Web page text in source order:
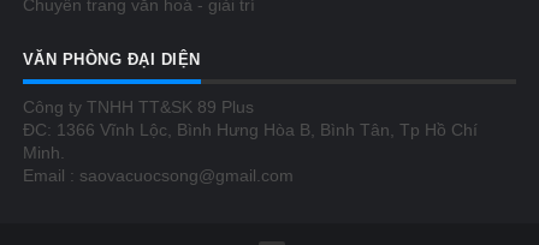
Chuyên trang văn hoá - giải trí
VĂN PHÒNG ĐẠI DIỆN
Công ty TNHH TT&SK 89 Plus
ĐC: 1366 Vĩnh Lộc, Bình Hưng Hòa B, Bình Tân, Tp Hồ Chí
Minh.
Email : saovacuocsong@gmail.com